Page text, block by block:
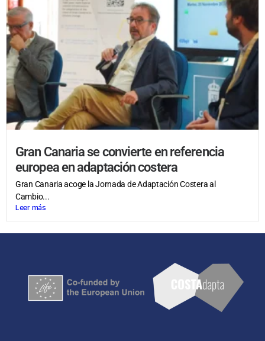
Gran Canaria se convierte en referencia
europea en adaptación costera
Gran Canaria acoge la Jornada de Adaptación Costera al
Cambio...
Leer más